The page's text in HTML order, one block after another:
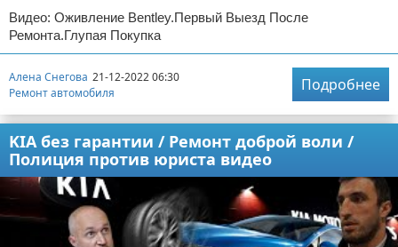
Видео: Оживление Bentley.Первый Выезд После
Ремонта.Глупая Покупка
Алена Снегова 21-12-2022 06:30
Ремонт автомобиля
Подробнее
KIA без гарантии / Ремонт доброй воли /
Полиция против юриста видео